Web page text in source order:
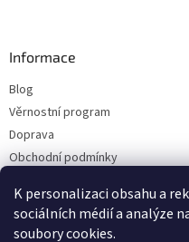
K personalizaci obsahu a
sociálních médií a analýze
soubory cookies.
Informace
Blog
Věrnostní program
Doprava
Obchodní podmínky
Kontakty